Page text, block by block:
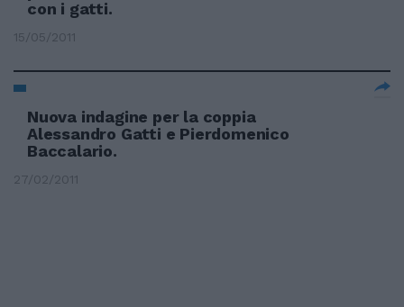
con i gatti.
15/05/2011
Nuova indagine per la coppia
Alessandro Gatti e Pierdomenico
Baccalario.
27/02/2011